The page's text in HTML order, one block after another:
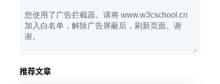
您使用了广告拦截器。请将 www.w3cschool.cn
加入白名单，解除广告屏蔽后，刷新页面。谢
谢。
推荐文章